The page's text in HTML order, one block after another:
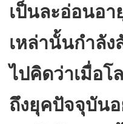
เป็นละอ่อนอา
เหล่านั้นกำลั
ไปคิดว่าเมื่อโ
ถึงยุคปัจจุบันอ